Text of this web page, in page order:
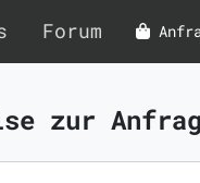
Forum
zur